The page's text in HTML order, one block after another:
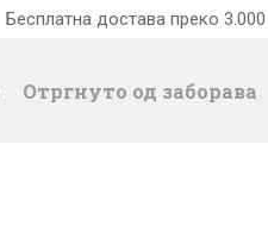
Бесплатна достава преко
Отргнуто од заборава